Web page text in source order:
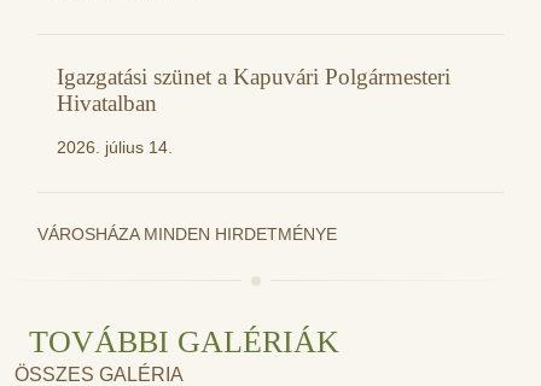
Igazgatási szünet a Kapuvári Polgármesteri
Hivatalban
2026. július 14.
VÁROSHÁZA MINDEN HIRDETMÉNYE
TOVÁBBI GALÉRIÁK
ÖSSZES GALÉRIA